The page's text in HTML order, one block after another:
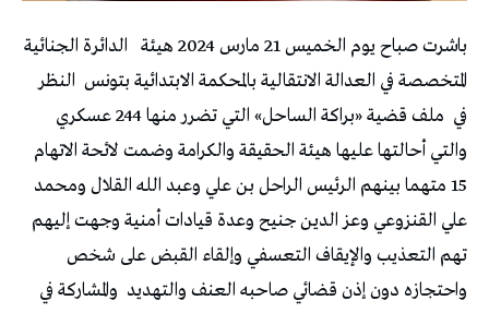
باشرت صباح يوم الخميس 21 مارس 2024 هيئة
الدائرة الجنائية
المتخصصة في العدالة الانتقالية بالمحكمة الابتدائية بتونس النظر
في
ملف قضية «براكة الساحل» التي تضرر منها 244 عسكري
والتي أحالتها عليها هيئة الحقيقة والكرامة وضمت لائحة الاتهام
15 متهما بينهم الرئيس الراحل بن علي وعبد الله القلال ومحمد
علي القنزوعي وعز الدين جنيح وعدة قيادات أمنية وجهت إليهم
تهم التعذيب والإيقاف التعسفي وإلقاء القبض على شخص
واحتجازه دون إذن قضائي صاحبه العنف والتهديد والمشاركة في